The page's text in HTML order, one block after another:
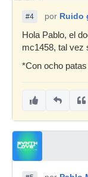
#4 por Ruido
Hola Pablo, el
mc1458, tal vez
*Con ocho patas